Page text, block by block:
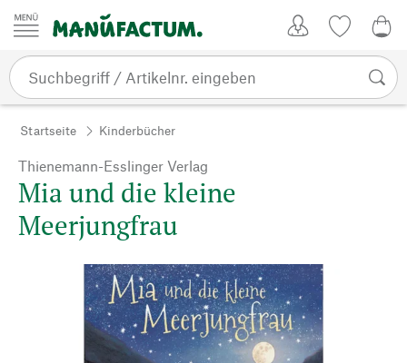
Zum Inhalt springen
Startseite Kinderbücher
Thienemann-Esslinger Verlag
Mia und die kleine
Meerjungfrau